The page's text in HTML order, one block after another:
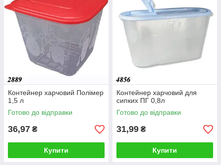
Контейнер харчовий Полімер
1,5 л
Готово до відправки
36,97 ₴
Купити
Контейнер харчовий для
сипких ПГ 0,8л
Готово до відправки
31,99 ₴
Купити